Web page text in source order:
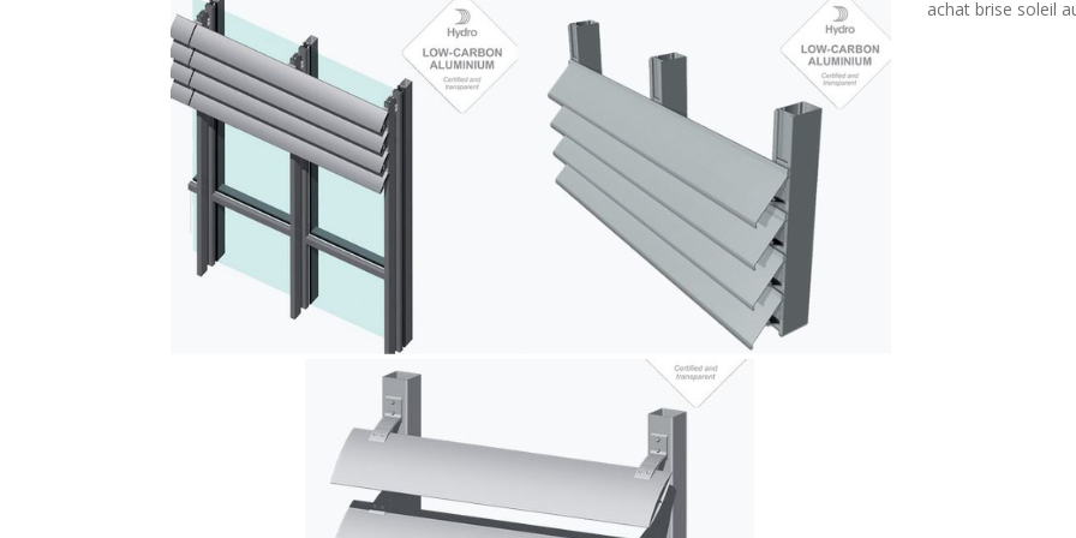
achat brise soleil